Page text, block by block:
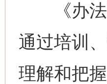
《办法
通过培训
理解和把